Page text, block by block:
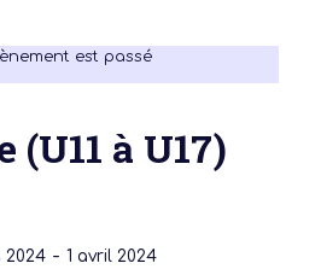
est passé
(U11 à U17)
2024 - 1 avril 2024